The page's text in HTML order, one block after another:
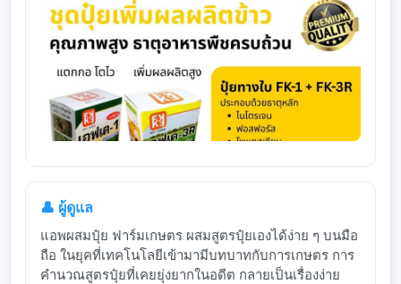
👤 ผู้ดูแล
แอพผสมปุ๋ย ฟาร์มเกษตร ผสมสูตรปุ๋ยเองได้ง่าย ๆ บนมือ
ถือ ในยุคที่เทคโนโลยีเข้ามามีบทบาทกับการเกษตร การ
คำนวณสูตรปุ๋ยที่เคยยุ่งยากในอดีต กลายเป็นเรื่องง่าย